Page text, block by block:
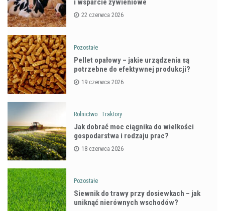
i wsparcie żywieniowe
22 czerwca 2026
Pozostałe
Pellet opałowy – jakie urządzenia są
potrzebne do efektywnej produkcji?
19 czerwca 2026
Rolnictwo Traktory
Jak dobrać moc ciągnika do wielkości
gospodarstwa i rodzaju prac?
18 czerwca 2026
Pozostałe
Siewnik do trawy przy dosiewkach – jak
uniknąć nierównych wschodów?